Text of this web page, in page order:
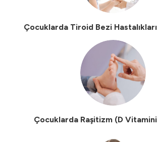
Çocuklarda Tiroid Bezi
Çocuklarda Raşitizm (D